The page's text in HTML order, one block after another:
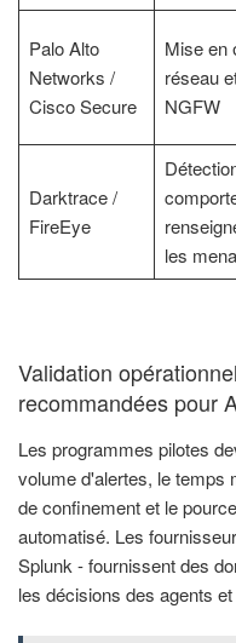
Palo Alto
Networks /
Cisco Secure
Mise
réseau
NGFW
Darktrace /
FireEye
les
Validation
recommandées pour
Les programmes pilotes
volume d'alertes, le temps
de confinement et le
automatisé. Les
Splunk - fournissent des
les décisions des agents